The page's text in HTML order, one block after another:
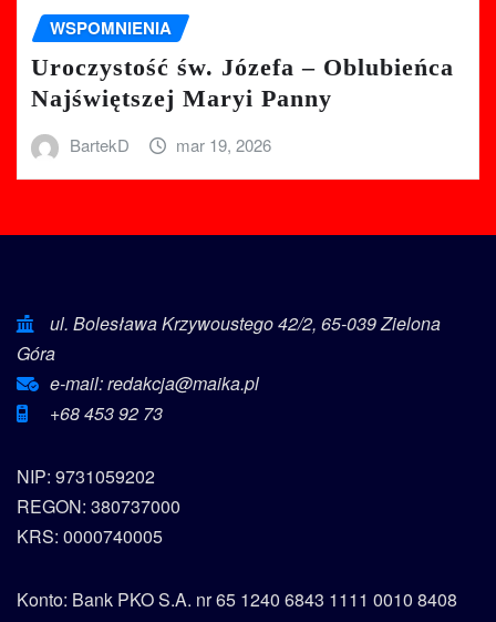
WSPOMNIENIA
Uroczystość św. Józefa – Oblubieńca
Najświętszej Maryi Panny
BartekD mar 19, 2026
ul. Bolesława Krzywoustego 42/2, 65-039 Zielona
Góra
e-mail: redakcja@maika.pl
+68 453 92 73
NIP: 9731059202
REGON: 380737000
KRS: 0000740005
Konto: Bank PKO S.A. nr 65 1240 6843 1111 0010 8408